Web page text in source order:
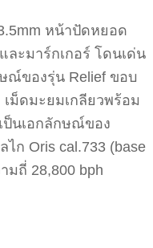
หน้าปัดหยอด
ละมาร์กเกอร์ โดนเด่น
ณ์ของรุ่น Relief ขอบ
ม็ดมะยมเกลียวพร้อม
ป็นเอกลักษณ์ของ
ก Oris cal.733 (base
มถี่ 28,800 bph